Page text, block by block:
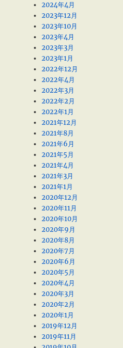
2024年4月
2023年12月
2023年10月
2023年4月
2023年3月
2023年1月
2022年12月
2022年4月
2022年3月
2022年2月
2022年1月
2021年12月
2021年8月
2021年6月
2021年5月
2021年4月
2021年3月
2021年1月
2020年12月
2020年11月
2020年10月
2020年9月
2020年8月
2020年7月
2020年6月
2020年5月
2020年4月
2020年3月
2020年2月
2020年1月
2019年12月
2019年11月